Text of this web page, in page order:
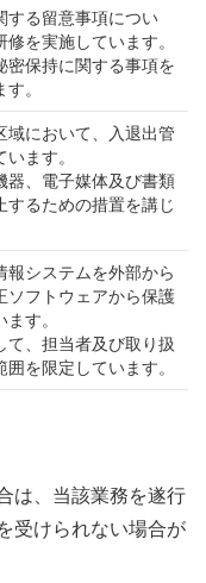
する留意事項につい
を実施しています。
密保持に関する事項を
。
域において、入退出管
ます。
器、電子媒体及び書類
するための措置を講じ
報システムを外部から
ソフトウェアから保護
す。
て、担当者及び取り扱
を限定しています。
は、当該業務を遂行
受けられない場合が